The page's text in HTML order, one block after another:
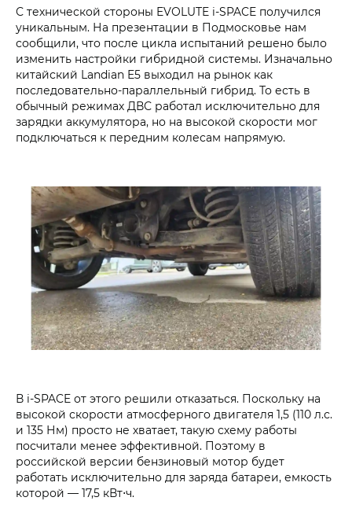
С технической стороны EVOLUTE i‑SPACE получился
уникальным. На презентации в Подмосковье нам
сообщили, что после цикла испытаний решено было
изменить настройки гибридной системы. Изначально
китайский Landian E5 выходил на рынок как
последовательно-параллельный гибрид. То есть в
обычный режимах ДВС работал исключительно для
зарядки аккумулятора, но на высокой скорости мог
подключаться к передним колесам напрямую.
В i‑SPACE от этого решили отказаться. Поскольку на
высокой скорости атмосферного двигателя 1,5 (110 л.с.
и 135 Нм) просто не хватает, такую схему работы
посчитали менее эффективной. Поэтому в
российской версии бензиновый мотор будет
работать исключительно для заряда батареи, емкость
которой — 17,5 кВт⋅ч.